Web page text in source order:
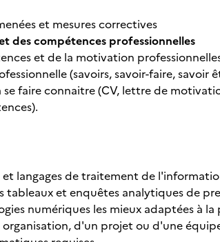
et mesures correctives
des compétences professionnelles
et de la motivation
(savoirs, savoir-faire, savoir
faire connaitre (CV, lettre de
et langages de traitement de
tableaux et enquêtes analytiques de
numériques les mieux adaptées à
d'un projet ou d'une